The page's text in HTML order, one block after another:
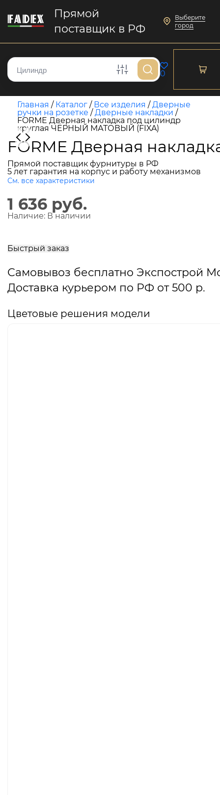
Прямой
поставщик в РФ
Выберите
город
0
Главная / Каталог / Все изделия /Дверные
ручки на розетке /Дверные накладки /
FORME Дверная накладка под цилиндр
круглая ЧЁРНЫЙ МАТОВЫЙ (FIXA)
FORME Дверная
Прямой поставщик фурнитуры в РФ
5 лет гарантия на корпус и работу механизмов
См. все характеристики
1 636 руб.
Наличие: В наличии
Быстрый заказ
Самовывоз бесплатно Экспострой
Доставка курьером по РФ от 500 р.
Цветовые решения модели